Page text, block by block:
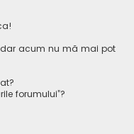
acum nu mă mai pot
forumului”?